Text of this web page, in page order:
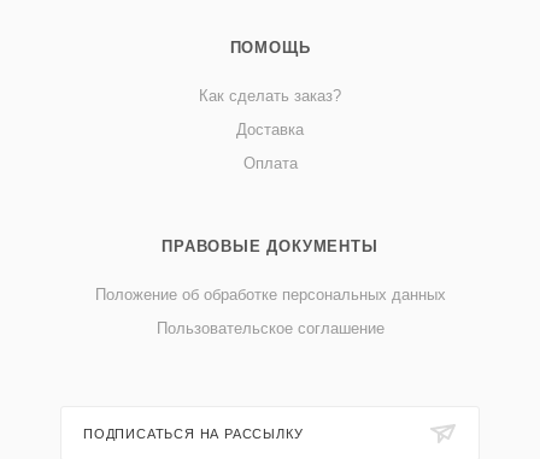
ПОМОЩЬ
Как сделать заказ?
Доставка
Оплата
ПРАВОВЫЕ ДОКУМЕНТЫ
Положение об обработке персональных данных
Пользовательское соглашение
ПОДПИСАТЬСЯ НА РАССЫЛКУ